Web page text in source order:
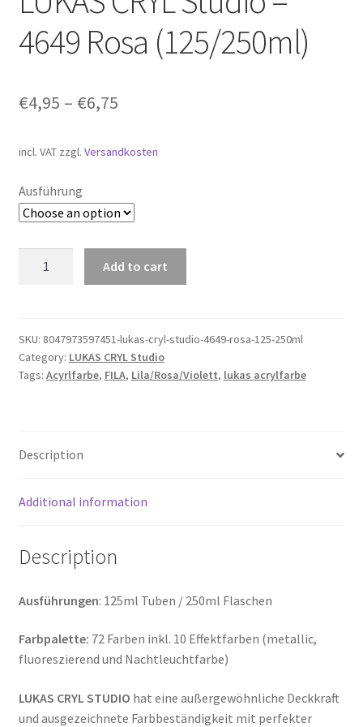
Geschenke
4649 Rosa (125/250ml)
€4,95 – €6,75
incl. VAT zzgl. Versandkosten
Ausführung
4649
Rosa
(125/250ml)
Add to cart
SKU: 8047973597451-lukas-cryl-studio-4649-rosa-125-250ml
Category: LUKAS CRYL Studio
Tags: Acyrlfarbe, FILA, Lila/Rosa/Violett, lukas acrylfarbe
Description
Additional information
Description
Ausführungen: 125ml Tuben / 250ml Flaschen
Farbpalette: 72 Farben inkl. 10 Effektfarben (metallic,
fluoreszierend und Nachtleuchtfarbe)
LUKAS CRYL STUDIO hat eine außergewöhnliche Deckkraft
und ausgezeichnete Farbbeständigkeit mit perfekter